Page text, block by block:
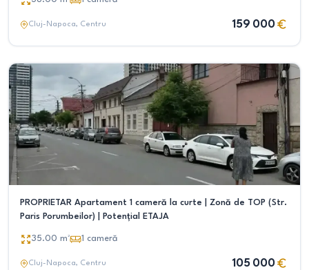
Cluj-Napoca, Centru 159 000
PROPRIETAR Apartament 1 cameră la curte | Zonă de TOP (Str.
Paris Porumbeilor) | Potențial ETAJA
35.00 m² 1 cameră
Cluj-Napoca, Centru 105 000